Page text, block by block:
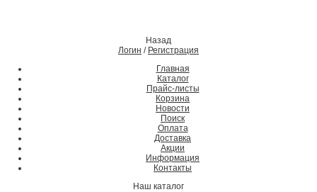
Назад
Логин / Регистрация
Главная
Каталог
Прайс-листы
Корзина
Новости
Поиск
Оплата
Доставка
Акции
Информация
Контакты
Наш каталог